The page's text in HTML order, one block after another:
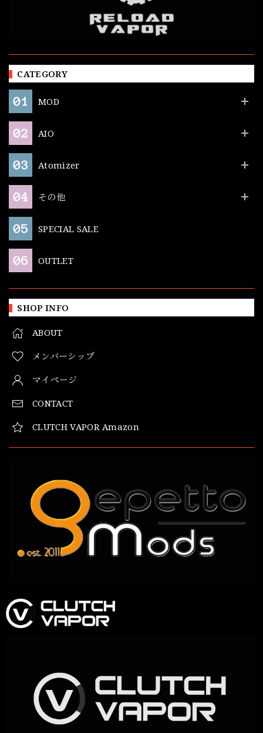
CATEGORY
MOD
AIO
Atomizer
その他
SPECIAL SALE
OUTLET
SHOP INFO
ABOUT
メンバーシップ
マイページ
CONTACT
CLUTCH VAPOR Amazon